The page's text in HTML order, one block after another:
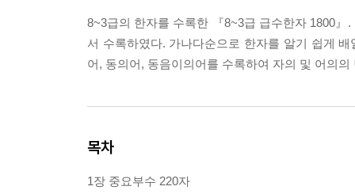
8~3급의 한자를 수록한 『8~3급 급수한자 1800
서 수록하였다. 가나다순으로 한자를 알기 쉽게
어, 동의어, 동음이의어를 수록하여 자의 및 어의
목차
1장 중요부수 220자